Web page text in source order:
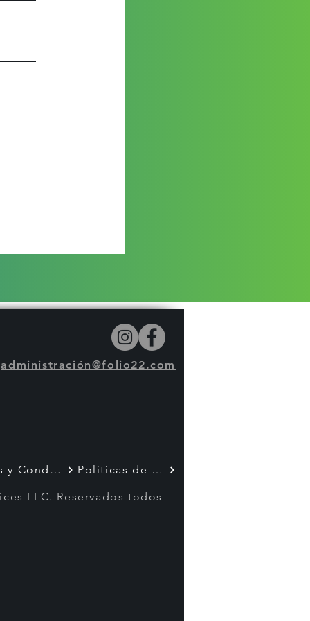
administración@folio22.com
Términos y Condiciones Políticas de Privacidad
LLC. Reservados todos